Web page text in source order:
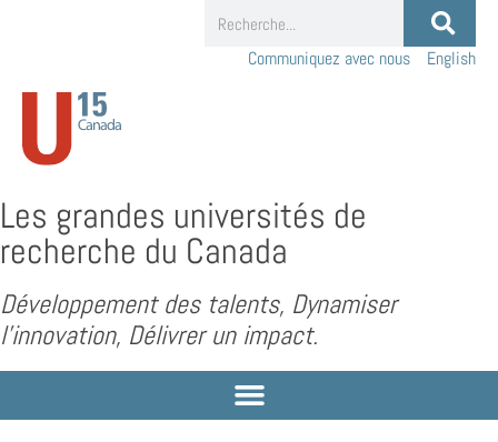
Communiquez avec nous English
Les grandes universités de
recherche du Canada
Développement des talents, Dynamiser
l’innovation, Délivrer un impact.